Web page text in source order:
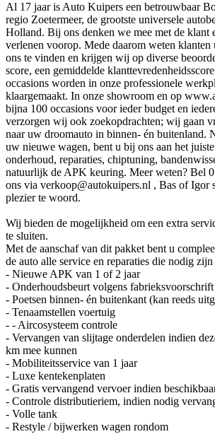
Al 17 jaar is Auto Kuipers een betrouwbaar
regio Zoetermeer, de grootste universele
Holland. Bij ons denken we mee met de klant
verlenen voorop. Mede daarom weten klanten
ons te vinden en krijgen wij op diverse
score, een gemiddelde
occasions worden in onze professionele
klaargemaakt. In onze showroom en op
bijna 100 occasions voor ieder budget en
verzorgen wij ook zoekopdrachten; wij gaan
naar uw droomauto in binnen- én buitenland.
uw nieuwe wagen, bent u bij ons aan het
onderhoud, reparaties, chiptuning,
natuurlijk de APK keuring. Meer weten? Bel
ons via verkoop@autokuipers.nl , Bas of Igor
plezier te woord.
Wij bieden de mogelijkheid om een extra
te sluiten.
Met de aanschaf van dit pakket bent u
de auto alle service en reparaties die nodig
- Nieuwe APK van 1 of 2 jaar
- Onderhoudsbeurt volgens fabrieksvoorschrift
- Poetsen binnen- én buitenkant (kan reeds
- Tenaamstellen voertuig
- - Aircosysteem controle
- Vervangen van slijtage onderdelen indien
km mee kunnen
- Mobiliteitsservice van 1 jaar
- Luxe kentekenplaten
- Gratis vervangend vervoer indien
- Controle distributieriem, indien nodig
- Volle tank
- Restyle / bijwerken wagen rondom